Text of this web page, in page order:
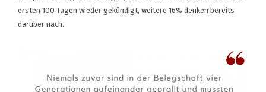
ersten 100 Tagen wieder gekündigt, weitere 16% denken bereits
darüber nach.